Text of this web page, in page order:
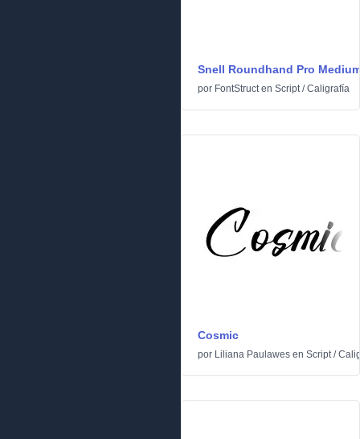
Snell Roundhand Pro
por FontStructen Script/Caligrafía
Cosmic
por Liliana Paulawes en Script/